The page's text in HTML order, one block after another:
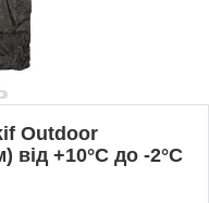
Outdoor
від +10°С до -2°С